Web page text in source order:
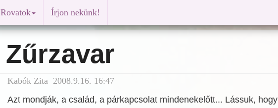
Rovatok Írjon nekünk!
Zűrzavar
Kabók Zita 2008.9.16. 16:47
Azt mondják, a család, a párkapcsolat mindenekelőtt... Lássuk, hogy